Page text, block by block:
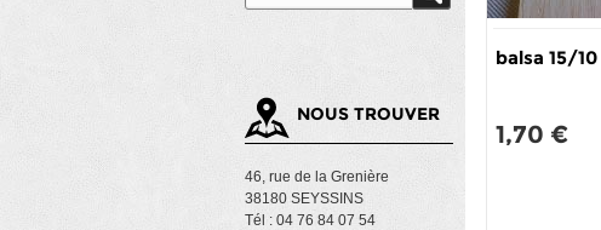
NOUS TROUVER
46, rue de la Grenière
38180 SEYSSINS
Tél : 04 76 84 07 54
balsa 15/10
1,70 €